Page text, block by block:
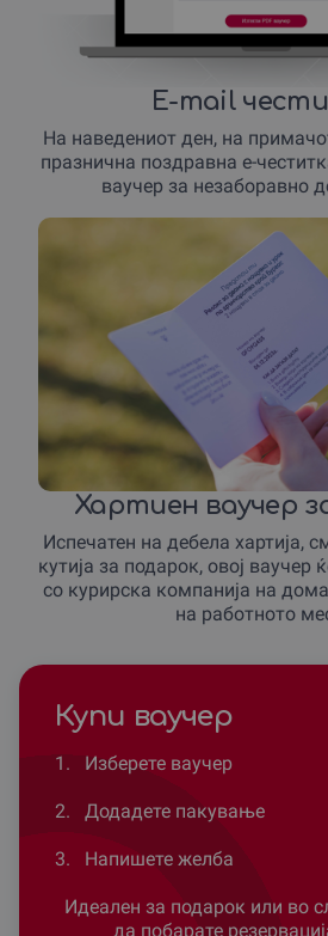
E-mail
На наведениот ден, на
празнична поздравна е-
ваучер за незаборавно
Хартиен ваучер
Испечатен на дебела хартија,
кутија за подарок, овој ваучер
со курирска компанија на
на работното
Купи ваучер
1. Изберете ваучер
2. Додадете пакување
3. Напишете желба
Идеален за подарок или во
да побарате